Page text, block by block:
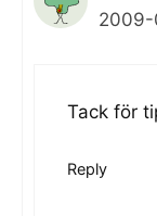
2009-
Tack för
Reply